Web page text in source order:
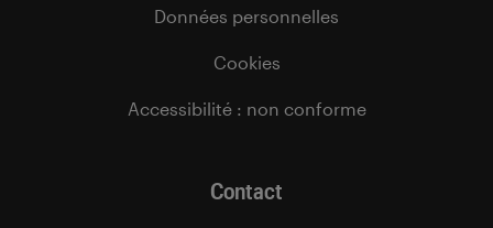
Données personnelles
Cookies
Accessibilité : non conforme
Contact